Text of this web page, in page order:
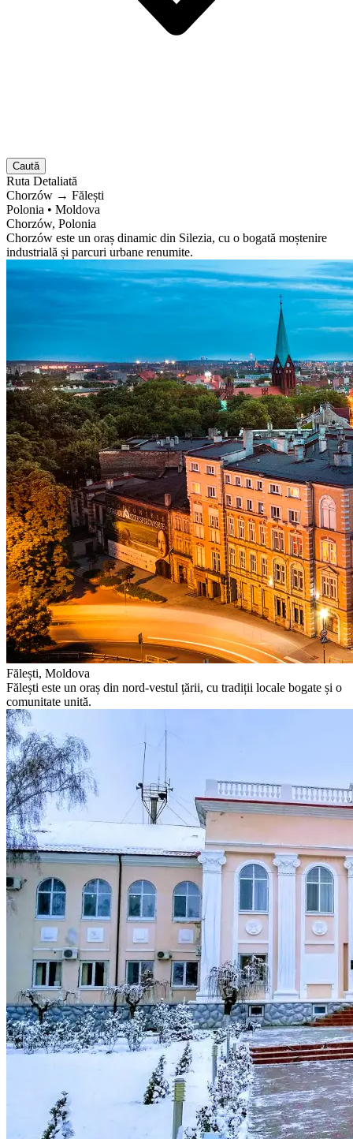
Caută
Ruta Detaliată
Chorzów → Fălești
Polonia • Moldova
Chorzów, Polonia
Chorzów este un oraș dinamic din Silezia, cu o bogată moștenire
industrială și parcuri urbane renumite.
Fălești, Moldova
Fălești este un oraș din nord-vestul țării, cu tradiții locale bogate și o
comunitate unită.